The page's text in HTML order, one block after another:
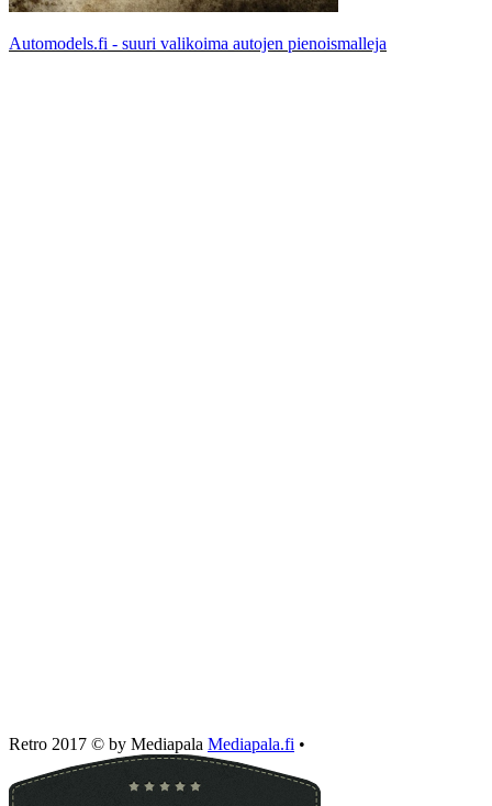
Automodels.fi - suuri valikoima autojen pienoismalleja
Retro 2017 © by Mediapala Mediapala.fi •